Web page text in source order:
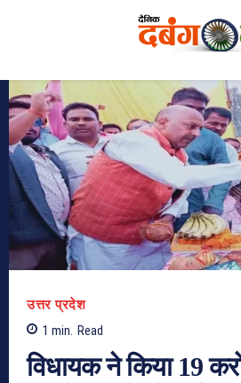
उत्तर प्रदेश
1 min. Read
विधायक ने किया 19